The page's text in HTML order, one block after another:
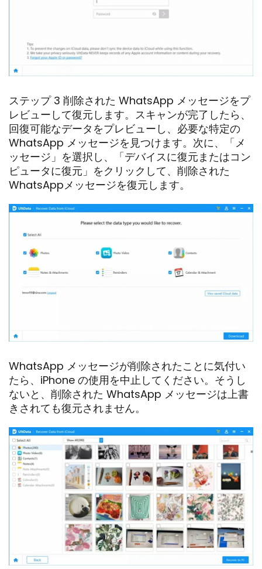
ステップ 3 削除された WhatsApp メッセージをプ
レビューして復元します。スキャンが完了したら、
回復可能なデータをプレビューし、必要な特定の
WhatsApp メッセージを見つけます。次に、「メ
ッセージ」を選択し、「デバイスに復元またはコン
ピュータに復元」をクリックして、削除された
WhatsAppメッセージを復元します。
WhatsApp メッセージが削除されたことに気付い
たら、iPhone の使用を中止してください。そうし
ないと、削除された WhatsApp メッセージは上書
きされても復元されません。